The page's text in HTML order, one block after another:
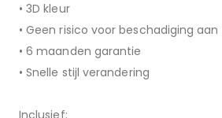
• 3D kleur
• Geen risico voor beschadiging
• 6 maanden garantie
• Snelle stijl verandering
Inclusief: